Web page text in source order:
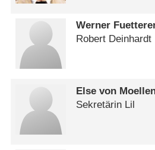
Werner
Robert Deinhardt
Else von
Sekretärin Lil